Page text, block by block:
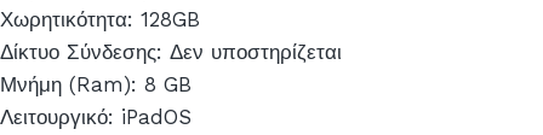
Χωρητικότητα: 128GB
Δίκτυο Σύνδεσης: Δεν υποστηρίζεται
Μνήμη (Ram): 8 GB
Λειτουργικό: iPadOS